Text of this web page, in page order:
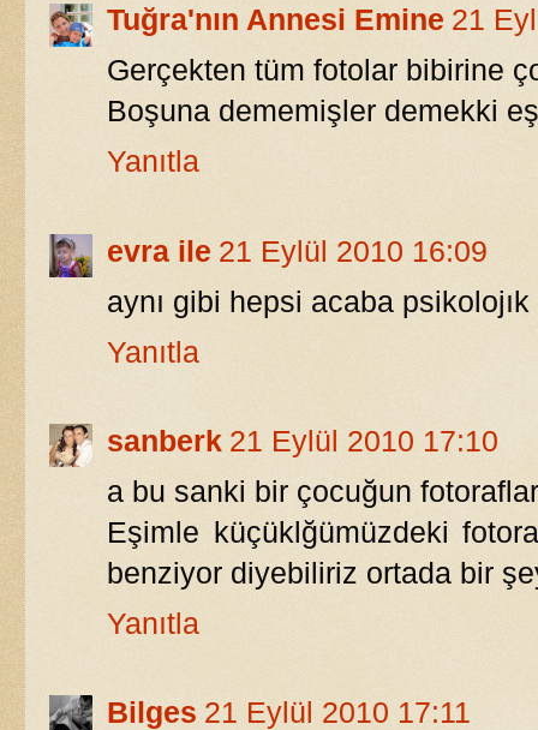
Tuğra'nın Annesi Emine 21
Gerçekten tüm fotolar bibirine
Boşuna dememişler demekki
Yanıtla
evra ile 21 Eylül 2010 16:09
aynı gibi hepsi acaba psikolojık
Yanıtla
sanberk 21 Eylül 2010 17:10
a bu sanki bir çocuğun
Eşimle küçüklğümüzdeki
benziyor diyebiliriz ortada bir
Yanıtla
Bilges 21 Eylül 2010 17:11